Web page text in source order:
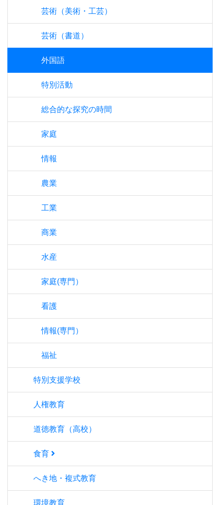
芸術（美術・工芸）
芸術（書道）
外国語
特別活動
総合的な探究の時間
家庭
情報
農業
工業
商業
水産
家庭(専門）
看護
情報(専門）
福祉
特別支援学校
人権教育
道徳教育（高校）
食育
へき地・複式教育
環境教育